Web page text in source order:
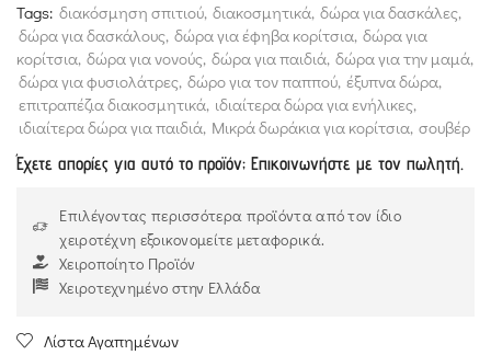
5
Tags: διακόσμηση σπιτιού, διακοσμητικά, δώρα για δασκάλες,
δώρα για δασκάλους, δώρα για έφηβα κορίτσια, δώρα για
κορίτσια, δώρα για νονούς, δώρα για παιδιά, δώρα για την μαμά,
δώρα για φυσιολάτρες, δώρο για τον παππού, έξυπνα δώρα,
επιτραπέζια διακοσμητικά, ιδιαίτερα δώρα για ενήλικες,
ιδιαίτερα δώρα για παιδιά, Μικρά δωράκια για κορίτσια, σουβέρ
Έχετε απορίες για αυτό το προϊόν; Επικοινωνήστε με τον πωλητή.
Επιλέγοντας περισσότερα προϊόντα από τον ίδιο
χειροτέχνη εξοικονομείτε μεταφορικά.
Χειροποίητο Προϊόν
Χειροτεχνημένο στην Ελλάδα
Λίστα Αγαπημένων